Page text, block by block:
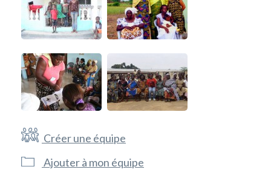
Créer une équipe
Ajouter à mon équipe